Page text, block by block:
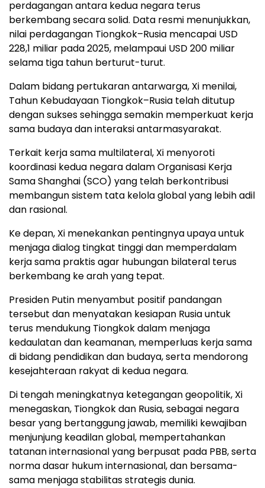
perdagangan antara kedua negara terus
berkembang secara solid. Data resmi menunjukkan,
nilai perdagangan Tiongkok–Rusia mencapai USD
228,1 miliar pada 2025, melampaui USD 200 miliar
selama tiga tahun berturut-turut.
Dalam bidang pertukaran antarwarga, Xi menilai,
Tahun Kebudayaan Tiongkok–Rusia telah ditutup
dengan sukses sehingga semakin memperkuat kerja
sama budaya dan interaksi antarmasyarakat.
Terkait kerja sama multilateral, Xi menyoroti
koordinasi kedua negara dalam Organisasi Kerja
Sama Shanghai (SCO) yang telah berkontribusi
membangun sistem tata kelola global yang lebih adil
dan rasional.
Ke depan, Xi menekankan pentingnya upaya untuk
menjaga dialog tingkat tinggi dan memperdalam
kerja sama praktis agar hubungan bilateral terus
berkembang ke arah yang tepat.
Presiden Putin menyambut positif pandangan
tersebut dan menyatakan kesiapan Rusia untuk
terus mendukung Tiongkok dalam menjaga
kedaulatan dan keamanan, memperluas kerja sama
di bidang pendidikan dan budaya, serta mendorong
kesejahteraan rakyat di kedua negara.
Di tengah meningkatnya ketegangan geopolitik, Xi
menegaskan, Tiongkok dan Rusia, sebagai negara
besar yang bertanggung jawab, memiliki kewajiban
menjunjung keadilan global, mempertahankan
tatanan internasional yang berpusat pada PBB, serta
norma dasar hukum internasional, dan bersama-
sama menjaga stabilitas strategis dunia.